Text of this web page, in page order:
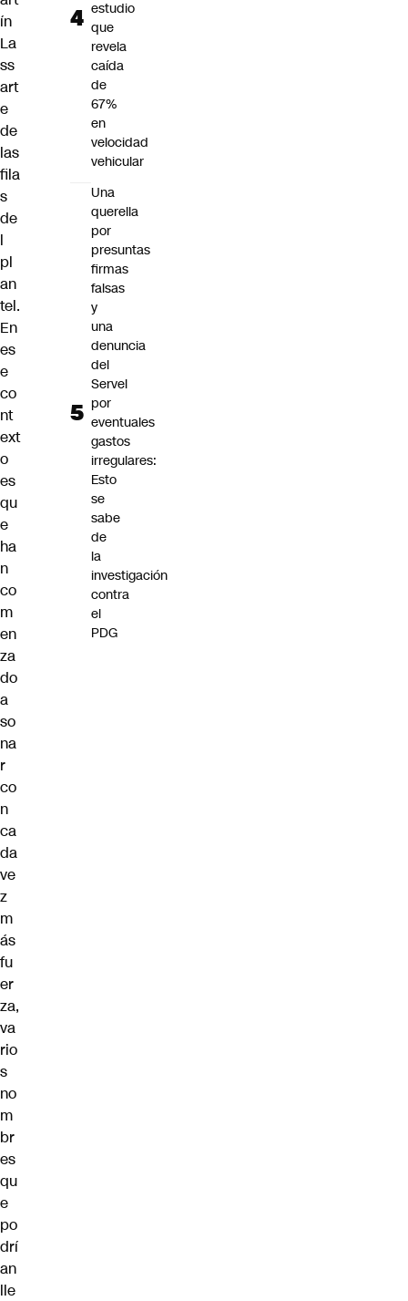
ín
La
ss
art
e
de
las
fila
s
de
l
pl
an
tel.
En
es
e
co
nt
ext
o
es
qu
e
ha
n
co
m
en
za
do
a
so
na
r
co
n
ca
da
ve
z
m
ás
fu
er
za,
va
rio
s
no
m
br
es
qu
e
po
drí
an
lle
estudio
que
revela
caída
de
67%
en
velocidad
vehicular
Una
querella
por
presuntas
firmas
falsas
y
una
denuncia
del
Servel
por
eventuales
gastos
irregulares:
Esto
se
sabe
de
la
investigación
contra
el
PDG